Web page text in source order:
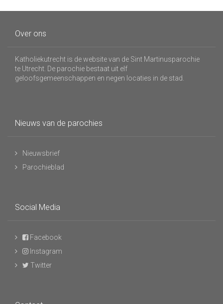
Over ons
Katholiekutrecht is de website van de Sint Martinusparochie
te Utrecht. De parochie bestaat uit elf
geloofsgemeenschappen en negen locaties in de stad.
Nieuws van de parochies
Nieuwsbrief
Parochieblad
Social Media
Facebook
Instagram
Twitter